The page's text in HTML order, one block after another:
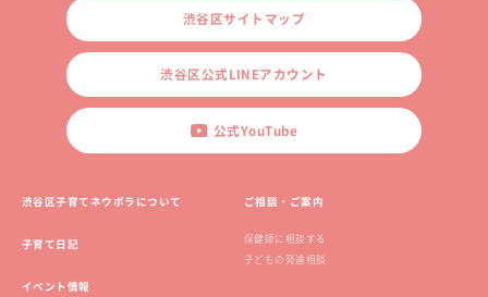
渋谷区サイトマップ
渋谷区公式LINEアカウント
公式YouTube
渋谷区子育てネウボラについて
子育て日記
イベント情報
ご相談・ご案内
保健師に相談する
子どもの発達相談